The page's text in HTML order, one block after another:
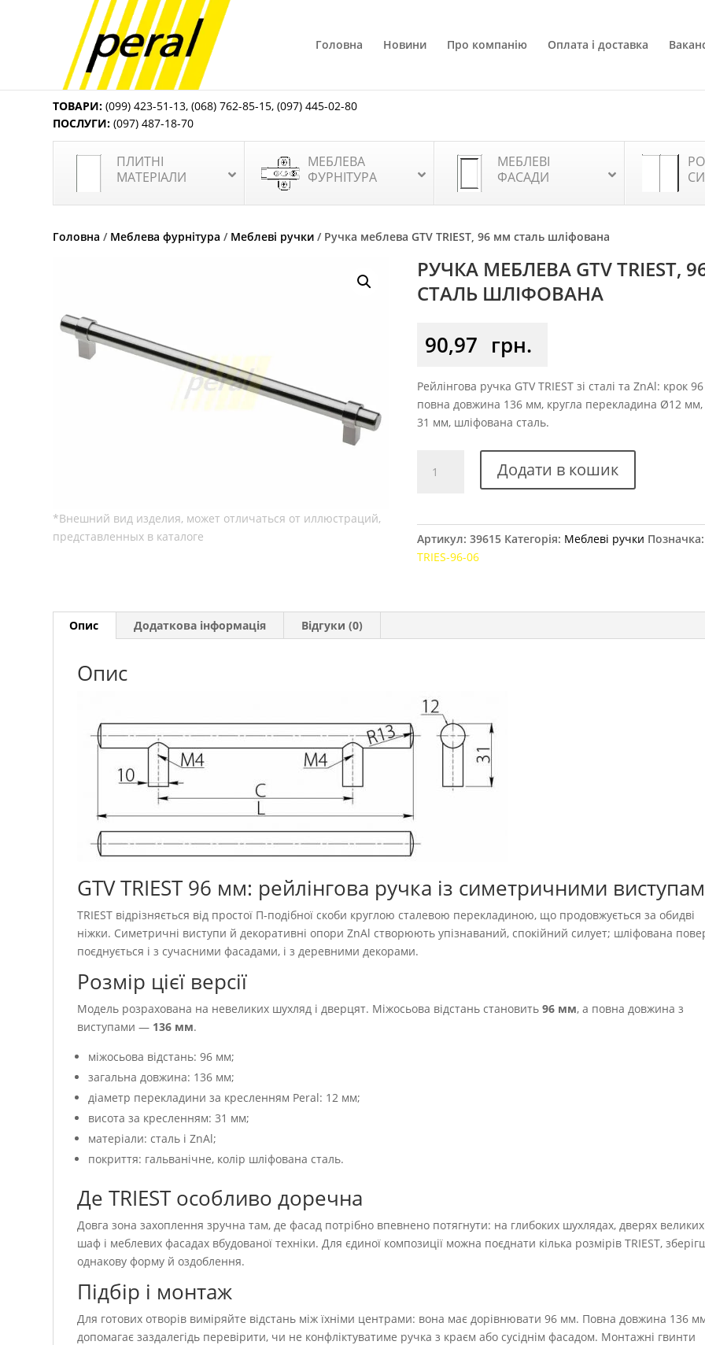
Головна Новини Про компанію Оплата і доставка
ТОВАРИ: (099) 423-51-13,(068) 762-85-15,(097) 445-02-80
ПОСЛУГИ: (097) 487-18-70
ПЛИТНІ
МАТЕРІАЛИ
МЕБЛЕВА
ФУРНІТУРА
МЕБЛЕВІ
ФАСАДИ
Головна / Меблева фурнітура / Меблеві ручки / Ручка меблева GTV TRIEST, 96 мм сталь шліфована
РУЧКА МЕБЛЕВА GTV TRIEST,
СТАЛЬ ШЛІФОВАНА
90,97 грн.
Рейлінгова ручка GTV TRIEST зі сталі та ZnAl: крок
повна довжина 136 мм, кругла перекладина Ø12 мм,
31 мм, шліфована сталь.
меблева
мм
Додати в кошик
Артикул:39615 Категорія: Меблеві ручки
TRIES-96-06
Опис Додаткова інформація Відгуки (0)
Опис
GTV TRIEST 96 мм: рейлінгова ручка із симетричними
TRIEST відрізняється від простої П-подібної скоби круглою сталевою перекладиною, що продовжується за обидві
ніжки. Симетричні виступи й декоративні опори ZnAl створюють упізнаваний, спокійний силует; шліфована
поєднується і з сучасними фасадами, і з деревними декорами.
Розмір цієї версії
Модель розрахована на невеликих шухляд і дверцят. Міжосьова відстань становить96 мм, а повна довжина з
виступами — 136 мм.
міжосьова відстань: 96 мм;
загальна довжина: 136 мм;
діаметр перекладини за кресленням Peral: 12 мм;
висота за кресленням: 31 мм;
матеріали: сталь і ZnAl;
покриття: гальванічне, колір шліфована сталь.
Де TRIEST особливо доречна
Довга зона захоплення зручна там, де фасад потрібно впевнено потягнути: на глибоких шухлядах, дверях великих
шаф і меблевих фасадах вбудованої техніки. Для єдиної композиції можна поєднати кілька розмірів TRIEST,
однакову форму й оздоблення.
Підбір і монтаж
Для готових отворів виміряйте відстань між їхніми центрами: вона має дорівнювати 96 мм. Повна довжина 136
допомагає заздалегідь перевірити, чи не конфліктуватиме ручка з краєм або сусіднім фасадом. Монтажні гвинти